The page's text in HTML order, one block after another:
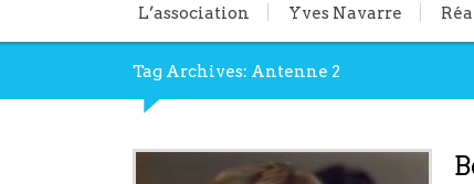
L’association Yves Navarre
Tag Archives: Antenne 2